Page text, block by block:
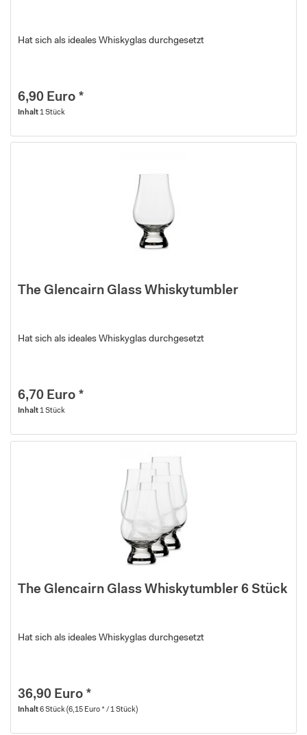
Hat sich als ideales Whiskyglas durchgesetzt
6,90 Euro *
Inhalt 1 Stück
The Glencairn Glass Whiskytumbler
Hat sich als ideales Whiskyglas durchgesetzt
6,70 Euro *
Inhalt 1 Stück
The Glencairn Glass Whiskytumbler 6 Stück
Hat sich als ideales Whiskyglas durchgesetzt
36,90 Euro *
Inhalt6 Stück(6,15 Euro * / 1 Stück)